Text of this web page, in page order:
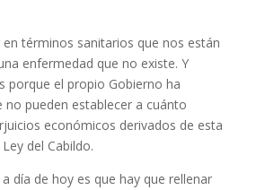
términos sanitarios que nos están
enfermedad que no existe. Y
porque el propio Gobierno ha
no pueden establecer a cuánto
económicos derivados de esta
del Cabildo.
día de hoy es que hay que rellenar